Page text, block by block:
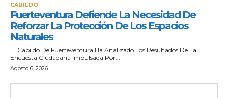
CABILDO
Fuerteventura Defiende La Necesidad De
Reforzar La Protección De Los Espacios
Naturales
El Cabildo De Fuerteventura Ha Analizado Los Resultados De La
Encuesta Ciudadana Impulsada Por...
Agosto 6, 2026